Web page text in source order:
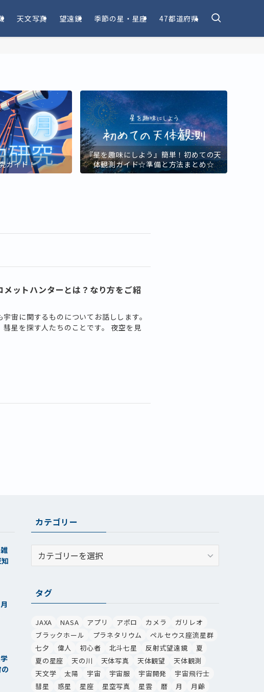
天文写真 望遠鏡 季節の星・星座 47都道府県
ガイド！
『星を趣味にしよう』簡単！初めての天
体観測ガイド☆準備と方法まとめ☆
メットハンターとは？なり方をご紹
宙に関するものについてお話しします。
星を探す人たちのことです。 夜空を見
カテゴリー
テ
リ
ー
タグ
JAXA NASA アプリ アポロ カメラ
ガリレオ
ブラックホール
プラネタリウム
ペルセウス座流星群
七夕
偉人 初心者 北斗七星 反射式望遠鏡
夏
夏の星座
天の川 天体写真 天体観望
天体観測
天文学
太陽 宇宙 宇宙服 宇宙開発
宇宙飛行士
彗星
惑星 星座 星空写真 星雲 暦 月
月齢